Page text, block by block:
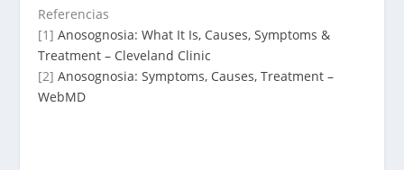
Referencias
[1]Anosognosia: What It Is, Causes, Symptoms &
Treatment – Cleveland Clinic
[2]Anosognosia: Symptoms, Causes, Treatment –
WebMD